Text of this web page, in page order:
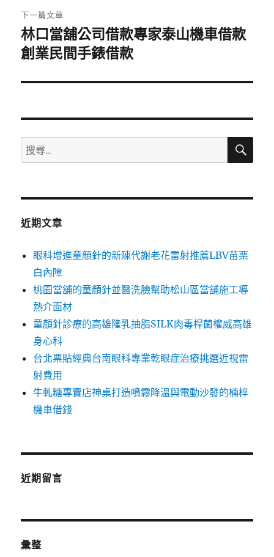
章:
下一篇文章
下
一
文
林口當舖公司借款專家泰山機車借款
創業民間手錶借款
搜
尋
鍵
搜
近期文章
眼科增進童顏針的新陳代謝老花雷射推薦LBV苗栗
白內障
桃園當舖的童顏針並醫洗臉幫助松山區當舖施工導
熱介面材
童顏針診療的高雄隆乳抽脂SILK肉毒桿菌權威高雄
身心科
台北票貼經典台南眼科專業乾眼症治療挑選近視雷
射費用
牛軋糖專賣店神桌打造噴霧降溫與電動沙發的楠梓
機車借錢
近期留言
彙整